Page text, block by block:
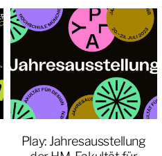
Play: Jahresausstellung